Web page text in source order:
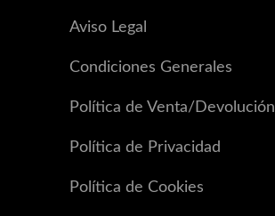
Aviso Legal
Condiciones Generales
Política de Venta/Devolución
Política de Privacidad
Política de Cookies